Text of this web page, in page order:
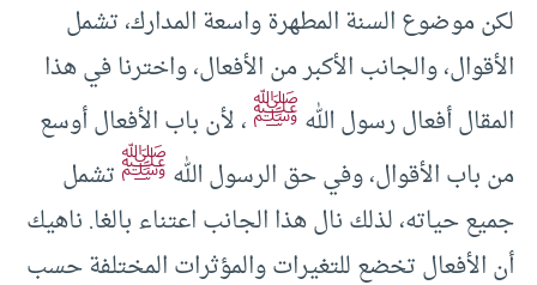
لكن موضوع السنة المطهرة واسعة المدارك، تشمل
الأقوال، والجانب الأكبر من الأفعال، واخترنا في هذا
المقال أفعال رسول اللهﷺ، لأن باب الأفعال أوسع
من باب الأقوال، وفي حق الرسول اللهﷺتشمل
جميع حياته، لذلك نال هذا الجانب اعتناء بالغا. ناهيك
أن الأفعال تخضع للتغيرات والمؤثرات المختلفة حسب